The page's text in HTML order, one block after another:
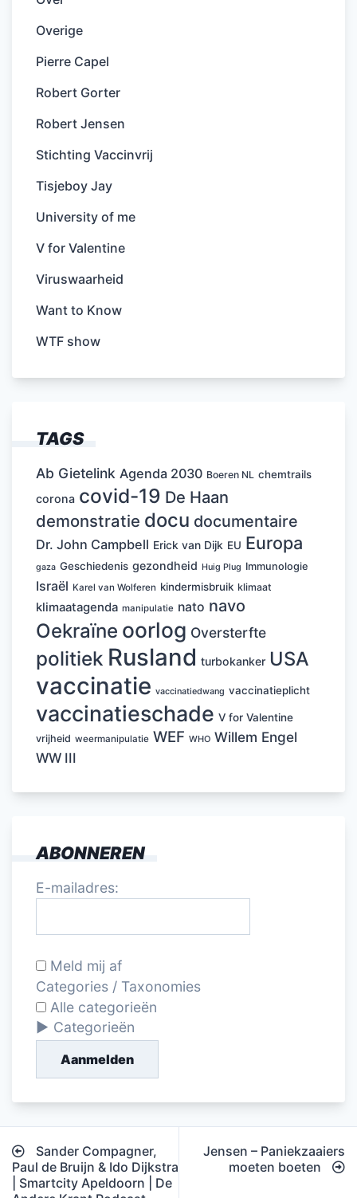
Overige
Pierre Capel
Robert Gorter
Robert Jensen
Stichting Vaccinvrij
Tisjeboy Jay
University of me
V for Valentine
Viruswaarheid
Want to Know
WTF show
TAGS
Ab Gietelink Agenda 2030 Boeren NL chemtrails
corona covid-19 De Haan
demonstratie docu documentaire
Dr. John Campbell Erick van Dijk EU Europa
gaza Geschiedenis gezondheid Huig Plug Immunologie
Israël Karel van Wolferen kindermisbruik klimaat
klimaatagenda manipulatie nato navo
Oekraïne oorlog Oversterfte
politiek Rusland turbokanker USA
vaccinatie vaccinatiedwang vaccinatieplicht
vaccinatieschade V for Valentine
vrijheid weermanipulatie WEF WHO Willem Engel
WW III
ABONNEREN
E-mailadres:
Meld mij af
Categories / Taxonomies
Alle categorieën
Categorieën
Aanmelden
Bericht
navigatie
Sander Compagner,
Paul de Bruijn & Ido Dijkstra
| Smartcity Apeldoorn | De
Jensen – Paniekzaaiers
moeten boeten